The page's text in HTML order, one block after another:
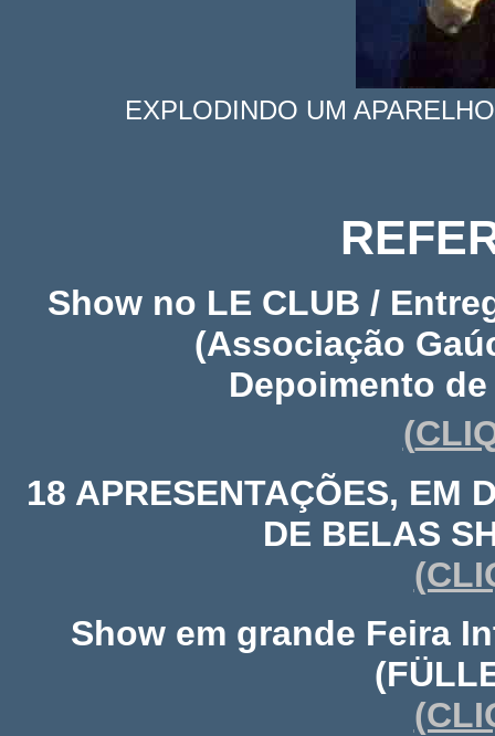
EXPLODINDO UM
Show no LE CLUB /
(Associação
Depoimento
(
18 APRESENTAÇÕES, EM
DE BELAS
Show em grande Feira